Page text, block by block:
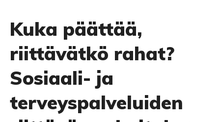
Kuka päättää,
riittävätkö rahat?
Sosiaali- ja
terveyspalveluiden